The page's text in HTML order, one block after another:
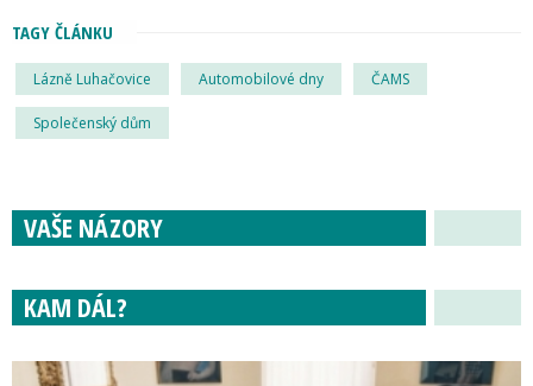
TAGY ČLÁNKU
Lázně Luhačovice Automobilové dny ČAMS
Společenský dům
VAŠE NÁZORY
KAM DÁL?